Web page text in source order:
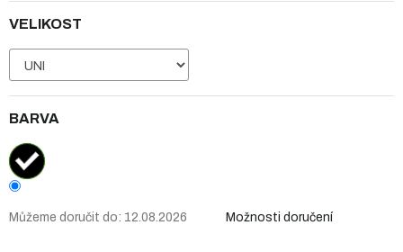
VELIKOST
BARVA
Můžeme doručit do: 12.08.2026 Možnosti doručení